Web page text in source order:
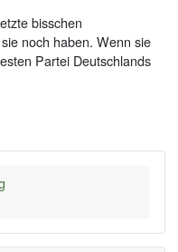
bisschen
noch haben. Wenn sie
Partei Deutschlands